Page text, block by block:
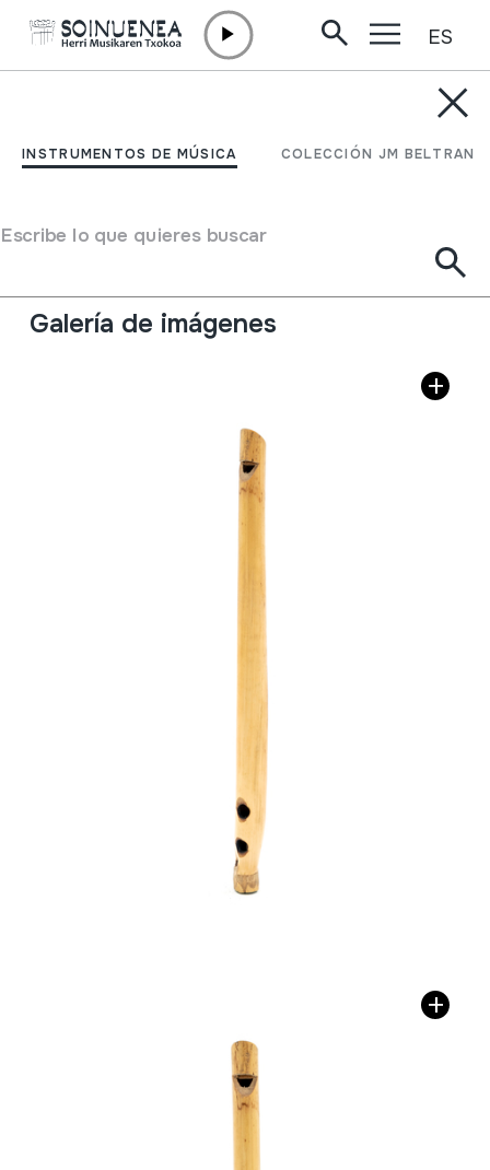
INSTRUMENTOS DE MÚSICA COLECCIÓN JM BELTRAN
Escribe lo que quieres buscar
ES
FLAUTA
Tipo de Instrumento de música
Aerófonos
Flautas
Galería de imágenes